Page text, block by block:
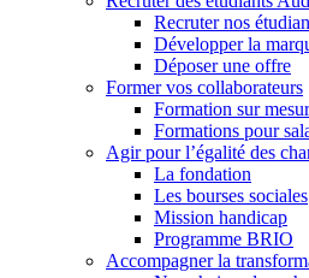
Recruter nos
Développer la
Déposer une offre
Former vos collaborateurs
Formation sur
Formations pour
Agir pour l’égalité des
La fondation
Les bourses sociales
Mission handicap
Programme BRIO
Accompagner la